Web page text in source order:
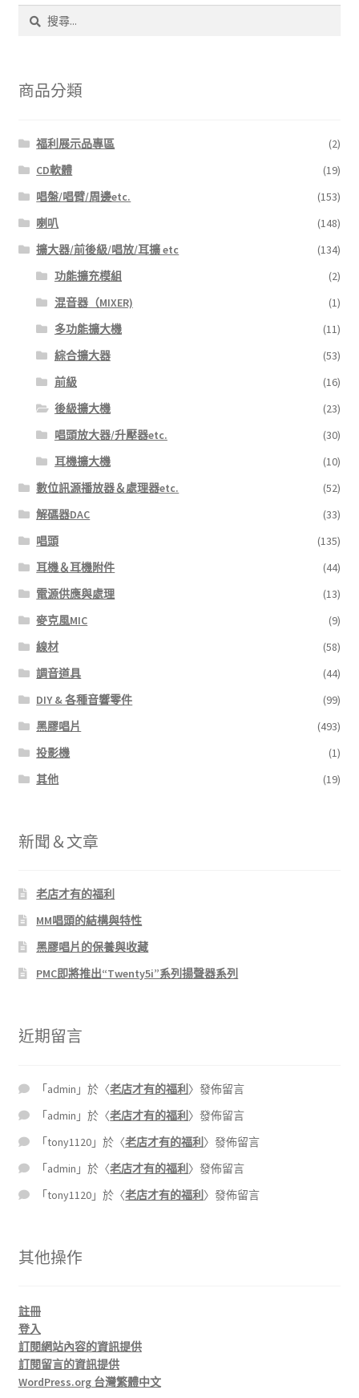
字:
商品分類
福利展示品專區
(2)
CD軟體
(19)
唱盤/唱臂/周邊etc.
(153)
喇叭
(148)
擴大器/前後級/唱放/耳擴 etc
(134)
功能擴充模組
(2)
混音器（MIXER)
(1)
多功能擴大機
(11)
綜合擴大器
(53)
前級
(16)
後級擴大機
(23)
唱頭放大器/升壓器etc.
(30)
耳機擴大機
(10)
數位訊源播放器＆處理器etc.
(52)
解碼器DAC
(33)
唱頭
(135)
耳機＆耳機附件
(44)
電源供應與處理
(13)
麥克風MIC
(9)
線材
(58)
調音道具
(44)
DIY & 各種音響零件
(99)
黑膠唱片
(493)
投影機
(1)
其他
(19)
新聞＆文章
老店才有的福利
MM唱頭的結構與特性
黑膠唱片的保養與收藏
PMC即將推出“Twenty5i”系列揚聲器系列
近期留言
「admin 」於〈老店才有的福利 〉發佈留言
「admin 」於〈老店才有的福利 〉發佈留言
「tony1120 」於〈老店才有的福利 〉發佈留言
「admin 」於〈老店才有的福利 〉發佈留言
「tony1120 」於〈老店才有的福利 〉發佈留言
其他操作
註冊
登入
訂閱網站內容的資訊提供
訂閱留言的資訊提供
WordPress.org 台灣繁體中文